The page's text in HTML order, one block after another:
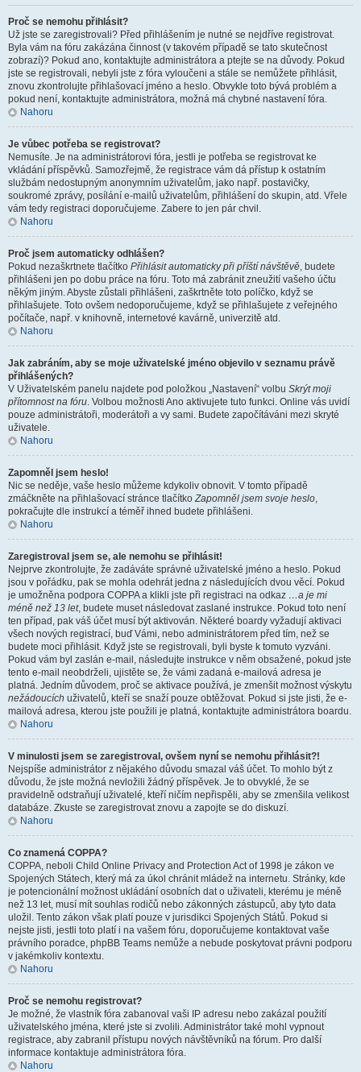
Proč se nemohu přihlásit?
Už jste se zaregistrovali? Před přihlášením je nutné se nejdříve registrovat.
Byla vám na fóru zakázána činnost (v takovém případě se tato skutečnost
zobrazí)? Pokud ano, kontaktujte administrátora a ptejte se na důvody. Pokud
jste se registrovali, nebyli jste z fóra vyloučeni a stále se nemůžete přihlásit,
znovu zkontrolujte přihlašovací jméno a heslo. Obvykle toto bývá problém a
pokud není, kontaktujte administrátora, možná má chybné nastavení fóra.
Nahoru
Je vůbec potřeba se registrovat?
Nemusíte. Je na administrátorovi fóra, jestli je potřeba se registrovat ke
vkládání příspěvků. Samozřejmě, že registrace vám dá přístup k ostatním
službám nedostupným anonymním uživatelům, jako např. postavičky,
soukromé zprávy, posílání e-mailů uživatelům, přihlášení do skupin, atd. Vřele
vám tedy registraci doporučujeme. Zabere to jen pár chvil.
Nahoru
Proč jsem automaticky odhlášen?
Pokud nezaškrtnete tlačítko Přihlásit automaticky při příští návštěvě, budete
přihlášeni jen po dobu práce na fóru. Toto má zabránit zneužití vašeho účtu
někým jiným. Abyste zůstali přihlášeni, zaškrtněte toto políčko, když se
přihlašujete. Toto ovšem nedoporučujeme, když se přihlašujete z veřejného
počítače, např. v knihovně, internetové kavárně, univerzitě atd.
Nahoru
Jak zabráním, aby se moje uživatelské jméno objevilo v seznamu právě
přihlášených?
V Uživatelském panelu najdete pod položkou „Nastavení“ volbu Skrýt moji
přítomnost na fóru. Volbou možnosti Ano aktivujete tuto funkci. Online vás uvidí
pouze administrátoři, moderátoři a vy sami. Budete započítáváni mezi skryté
uživatele.
Nahoru
Zapomněl jsem heslo!
Nic se neděje, vaše heslo můžeme kdykoliv obnovit. V tomto případě
zmáčkněte na přihlašovací stránce tlačítkoZapomněl jsem svoje heslo,
pokračujte dle instrukcí a téměř ihned budete přihlášeni.
Nahoru
Zaregistroval jsem se, ale nemohu se přihlásit!
Nejprve zkontrolujte, že zadáváte správné uživatelské jméno a heslo. Pokud
jsou v pořádku, pak se mohla odehrát jedna z následujících dvou věcí. Pokud
je umožněna podpora COPPA a klikli jste při registraci na odkaz …a je mi
méně než 13 let, budete muset následovat zaslané instrukce. Pokud toto není
ten případ, pak váš účet musí být aktivován. Některé boardy vyžadují aktivaci
všech nových registrací, buď Vámi, nebo administrátorem před tím, než se
budete moci přihlásit. Když jste se registrovali, byli byste k tomuto vyzváni.
Pokud vám byl zaslán e-mail, následujte instrukce v něm obsažené, pokud jste
tento e-mail neobdrželi, ujistěte se, že vámi zadaná e-mailová adresa je
platná. Jedním důvodem, proč se aktivace používá, je zmenšit možnost výskytu
nežádoucích uživatelů, kteří se snaží pouze obtěžovat. Pokud si jste jisti, že e-
mailová adresa, kterou jste použili je platná, kontaktujte administrátora boardu.
Nahoru
V minulosti jsem se zaregistroval, ovšem nyní se nemohu přihlásit?!
Nejspíše administrátor z nějakého důvodu smazal váš účet. To mohlo být z
důvodu, že jste možná nevložili žádný příspěvek. Je to obvyklé, že se
pravidelně odstraňují uživatelé, kteří ničím nepřispěli, aby se zmenšila velikost
databáze. Zkuste se zaregistrovat znovu a zapojte se do diskuzí.
Nahoru
Co znamená COPPA?
COPPA, neboli Child Online Privacy and Protection Act of 1998 je zákon ve
Spojených Státech, který má za úkol chránit mládež na internetu. Stránky, kde
je potencionální možnost ukládání osobních dat o uživateli, kterému je méně
než 13 let, musí mít souhlas rodičů nebo zákonných zástupců, aby tyto data
uložil. Tento zákon však platí pouze v jurisdikci Spojených Států. Pokud si
nejste jisti, jestli toto platí i na vašem fóru, doporučujeme kontaktovat vaše
právního poradce, phpBB Teams nemůže a nebude poskytovat právni podporu
v jakémkoliv kontextu.
Nahoru
Proč se nemohu registrovat?
Je možné, že vlastník fóra zabanoval vaši IP adresu nebo zakázal použití
uživatelského jména, které jste si zvolili. Administrátor také mohl vypnout
registrace, aby zabranil přístupu nových návštěvníků na fórum. Pro další
informace kontaktuje administrátora fóra.
Nahoru